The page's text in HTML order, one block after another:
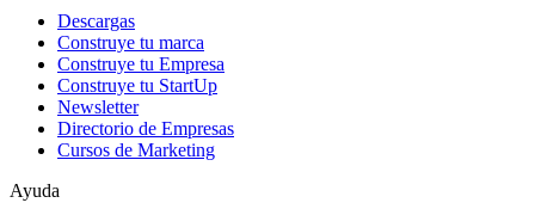
Descargas
Construye tu marca
Construye tu Empresa
Construye tu StartUp
Newsletter
Directorio de Empresas
Cursos de Marketing
Ayuda